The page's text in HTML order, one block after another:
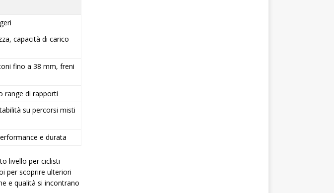
capacità di carico
fino a 38 mm, freni
range di rapporti
su percorsi misti
e durata
livello per ciclisti
per scoprire ulteriori
e qualità si incontrano